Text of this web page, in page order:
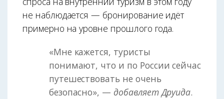
не наблюдается — бронирование идёт
примерно на уровне прошлого года.
«Мне кажется, туристы
понимают, что и по России сейчас
путешествовать не очень
безопасно», — добавляет Друида.